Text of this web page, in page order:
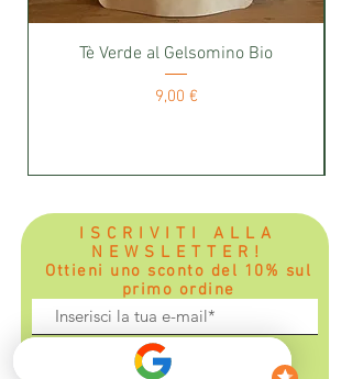
Tè Verde al Gelsomino Bio
Prezzo
9,00 €
ISCRIVITI ALLA
NEWSLETTER!
Ottieni uno sconto del 10% sul
primo ordine
Ho letto e accetto la